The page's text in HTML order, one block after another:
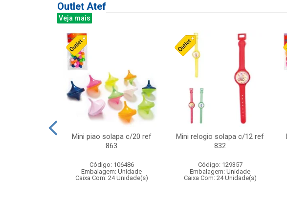
Outlet Atef
Veja mais
Mini piao solapa c/20 ref
863
Código: 106486
Embalagem: Unidade
Caixa Com: 24 Unidade(s)
Mini relogio solapa c/12 ref
832
Código: 129357
Embalagem: Unidade
Caixa Com: 24 Unidade(s)